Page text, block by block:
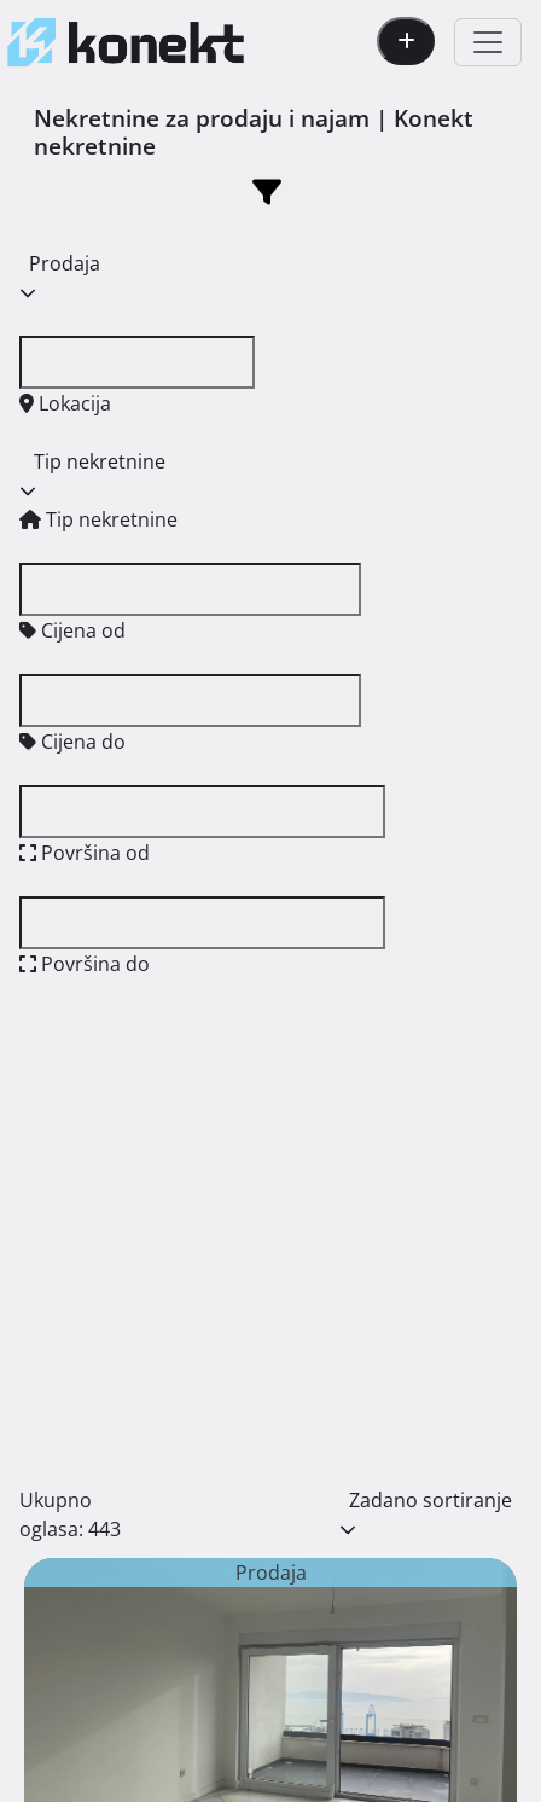
Nekretnine za prodaju i najam | Konekt
nekretnine
Prodaja
Lokacija
Tip nekretnine
Tip nekretnine
Cijena od
Cijena do
Površina od
Površina do
Ukupno
oglasa: 443
Zadano sortiranje
Prodaja